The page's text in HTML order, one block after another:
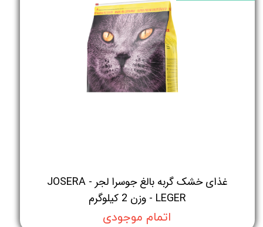
غذای خشک گربه بالغ جوسرا لجر - JOSERA
LEGER - وزن 2 کیلوگرم
اتمام موجودی